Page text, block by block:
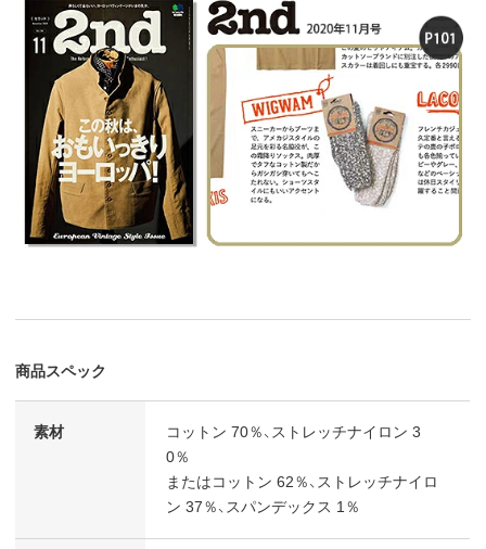
商品スペック
素材
コットン 70％、ストレッチナイロン 3
0％
またはコットン 62％、ストレッチナイロ
ン 37％、スパンデックス 1％